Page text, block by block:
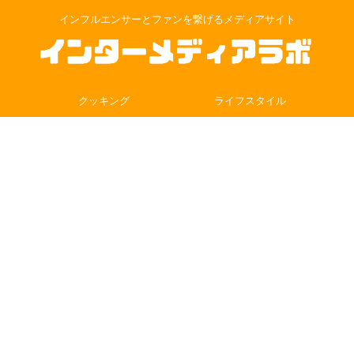
インフルエンサーとファンを繋げるメディアサイト
クッキング ライフスタイル